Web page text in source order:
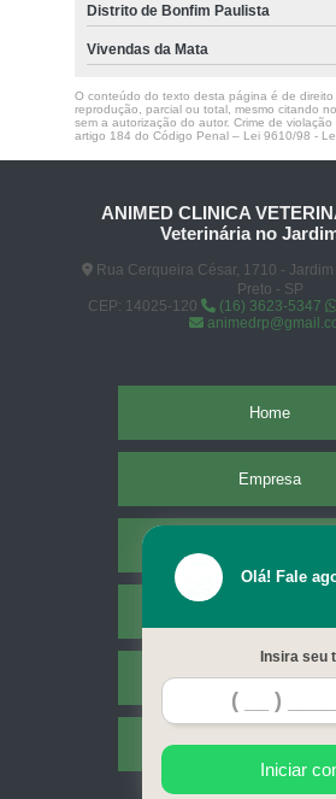
Distrito de Bonfim Paulista
Vivendas da Mata
O conteúdo do texto desta página é de direito
reprodução, parcial ou total, mesmo citando
sem a autorização do autor. Crime de
artigo 184 do Código Penal – Lei 9610/98 -
ANIMED CLINICA
Veterinária no
Rua Cerqueira César, 1710 -
Preto - SP
CEP: 14025-120
(16) 3623-5347
Home
Empresa
Contato
Mapa do site
Olá! Fale
Insira seu
Iniciar